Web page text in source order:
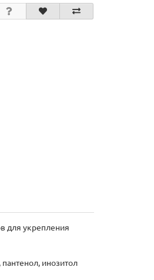
для укрепления
инозитол